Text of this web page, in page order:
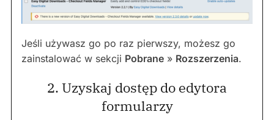
Jeśli używasz go po raz pierwszy, możesz go
zainstalować w sekcji Pobrane » Rozszerzenia.
2. Uzyskaj dostęp do edytora
formularzy